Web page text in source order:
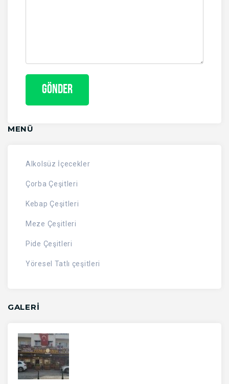
MENÜ
Alkolsüz İçecekler
Çorba Çeşitleri
Kebap Çeşitleri
Meze Çeşitleri
Pide Çeşitleri
Yöresel Tatlı çeşitleri
GALERİ